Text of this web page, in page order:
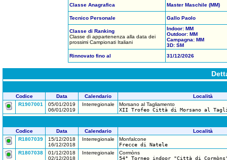
Classe Anagrafica Master Maschile (MM)
Tecnico Personale Gallo Paolo
Classe di Ranking
Classe di appartenenza alla data dei
prossimi Campionati Italiani
Indoor: MM
Outdoor: MM
Campagna: MM
3D: SM
Rinnovato fino al
31/12/2026
Codice Data Calendario
Località
R1907001
05/01/2019
06/01/2019
Interregionale
Morsano al Tagliamento
XII Trofeo Città di Morsano al
Codice Data Calendario
Località
R1807039
15/12/2018
16/12/2018
Interregionale
Monfalcone
Frecce di Natele
R1807038
01/12/2018
02/12/2018
Interregionale
Cormòns
54° Torneo indoor "Città di